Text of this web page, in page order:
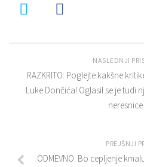
NASLEDNJI
RAZKRITO: Poglejte kakšne
Luke Dončića! Oglasil se je tudi
PREJŠNJI
ODMEVNO: Bo cepljenje